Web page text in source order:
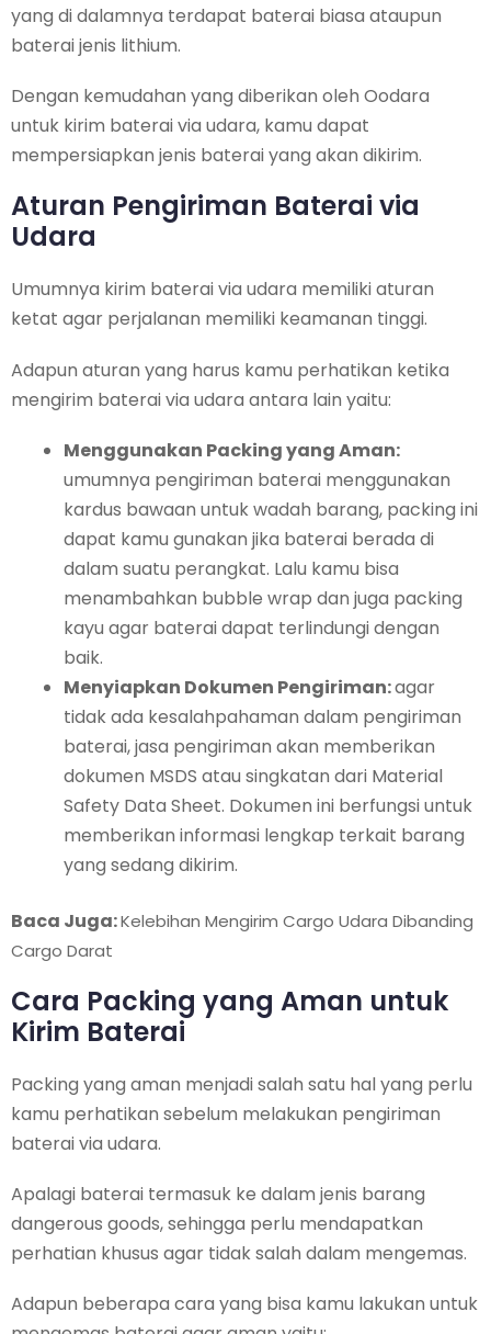
yang di dalamnya terdapat baterai biasa ataupun
baterai jenis lithium.
Dengan kemudahan yang diberikan oleh Oodara
untuk kirim baterai via udara, kamu dapat
mempersiapkan jenis baterai yang akan dikirim.
Aturan Pengiriman Baterai via
Udara
Umumnya kirim baterai via udara memiliki aturan
ketat agar perjalanan memiliki keamanan tinggi.
Adapun aturan yang harus kamu perhatikan ketika
mengirim baterai via udara antara lain yaitu:
Menggunakan Packing yang Aman:
umumnya pengiriman baterai menggunakan
kardus bawaan untuk wadah barang, packing ini
dapat kamu gunakan jika baterai berada di
dalam suatu perangkat. Lalu kamu bisa
menambahkan bubble wrap dan juga packing
kayu agar baterai dapat terlindungi dengan
baik.
Menyiapkan Dokumen Pengiriman:agar
tidak ada kesalahpahaman dalam pengiriman
baterai, jasa pengiriman akan memberikan
dokumen MSDS atau singkatan dari Material
Safety Data Sheet. Dokumen ini berfungsi untuk
memberikan informasi lengkap terkait barang
yang sedang dikirim.
Baca Juga:Kelebihan Mengirim Cargo Udara Dibanding
Cargo Darat
Cara Packing yang Aman untuk
Kirim Baterai
Packing yang aman menjadi salah satu hal yang perlu
kamu perhatikan sebelum melakukan pengiriman
baterai via udara.
Apalagi baterai termasuk ke dalam jenis barang
dangerous goods, sehingga perlu mendapatkan
perhatian khusus agar tidak salah dalam mengemas.
Adapun beberapa cara yang bisa kamu lakukan untuk